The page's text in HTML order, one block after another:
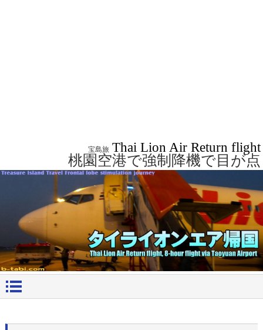
宝島旅 Thai Lion Air Return flight
桃園空港で強制降機で目が点